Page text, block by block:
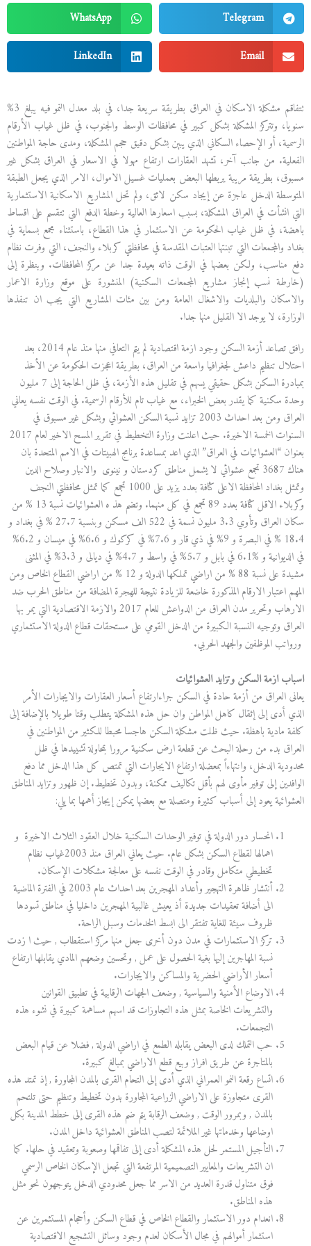
Telegram
WhatsApp
Email
LinkedIn
تتفاقم مشكلة الاسكان في العراق بطريقة سريعة جدا، في بلد معدل النمو فيه يبلغ 3%
سنويا، وتتركز المشكلة بشكل كبير في محافظات الوسط والجنوب، في ظل غياب الأرقام
الرسمية، أو الإحصاء السكاني الذي يبين بشكل دقيق حجم المشكلة، ومدى حاجة المواطنين
الفعلية. من جانب آخر، تشهد العقارات ارتفاع مهولا في الاسعار في العراق بشكل غير
مسبوق، بطريقة مريبة يربطها البعض بعمليات غسيل الاموال، الامر الذي يجعل الطبقة
المتوسطة الدخل عاجزة عن إيجاد سكن لائق، ولم تحل المشاريع الاسكانية الاستثمارية
التي انشأت في العراق المشكلة، بسبب اسعارها العالية وخطة الدفع التي تتقسم على اقساط
باهضة، في ظل غياب الحكومة عن الاستثمار في هذا القطاع، باستثناء مجمع بسماية في
بغداد والمجمعات التي تبنتها العتبات المقدسة في محافظتي كربلاء والنجف، التي وفرت نظام
دفع مناسب، ولكن بعضها في الوقت ذاته بعيدة جدا عن مركز المحافظات. وبنظرة إلى
(خارطة نسب إنجاز مشاريع المجمعات السكنية) المنشورة على موقع وزارة الاعمار
والاسكان والبلديات والاشغال العامة ومن بين مئات المشاريع التي يجب ان تنفذها
الوزارة، لا يوجد الا القليل منها جدا.
رافق تصاعد أزمة السكن وجود ازمة اقتصادية لم يتم التعافي منها منذ عام 2014، بعد
احتلال تنظيم داعش لجغرافيا واسعة من العراق، بطريقة اعجزت الحكومة عن الأخذ
بمبادرة السكن بشكل حقيقي يسهم في تقليل هذه الأزمة، في ظل الحاجة إلى 7 مليون
وحدة سكنية كما يقدر بعض الخبراء، مع غياب تام للأرقام الرسمية. في الوقت نفسه يعاني
العراق ومن بعد احداث 2003 تزايد نسبة السكن العشوائي وبشكل غير مسبوق في
السنوات الخمسة الاخيرة. حيث اعلنت وزارة التخطيط في تقرير المسح الاخير لعام 2017
بعنوان “العشوائيات في العراق” الذي اعد بمساعدة برنامج الهبيتات في الامم المتحدة بان
هناك 3687 تجمع عشوائي لا يشمل مناطق كردستان و نينوى والانبار وصلاح الدين
وتمثل بغداد المحافظة الاعلى كثافة بعدد يزيد على 1000 تجمع كما تمثل محافظتي النجف
وكربلاء الاقل كثافة بعدد 89 تجمع في كل منهما. وتضم هذ ه العشوائيات نسبة 13 % من
سكان العراق وتأوي 3.3 مليون نسمة في 522 الف مسكن وبنسبة 27.7 % في بغداد و
18.4 % في البصرة و 9% في ذي قار و 7.6% في كركوك و 6.6% في ميسان و 6.2%
في الديوانية و %6.1 في بابل و 5.7% في واسط و 4.7% في ديالى و 3.3% في المثنى
مشيدة على نسبة 88 % من اراضي تملكها الدولة و 12 % من اراضي القطاع الخاص ومن
المهم اعتبار الارقام المذكورة خاضعة للزيادة نتيجة للهجرة المضافة من مناطق الحرب ضد
الارهاب وتحرير مدن العراق من الدواعش للعام 2017 والازمة الاقتصادية التي يمر بها
العراق وتوجيه النسبة الكبيرة من الدخل القومي على مستحقات قطاع الدولة الاستثماري
ورواتب الموظفين والجهد الحربي.
اسباب ازمة السكن وتزايد العشوائيات
يعانى العراق من أزمة حادة في السكن جراءارتفاع أسعار العقارات والايجارات الأمر
الذي أدى إلى إثقال كاهل المواطن وان حل هذه المشكلة يتطلب وقتا طويلا بالإضافة إلى
كلفة مادية باهظة. حيث ظلت مشكلة السكن هاجسا محبطا للكثير من المواطنين في
العراق بدء من رحلة البحث عن قطعة ارض سكنية مرورا بمحاولة تشييدها في ظل
محدودية الدخل، وانتهاءاً بمعضلة ارتفاع الايجارات التي تمتص كل هذا الدخل مما دفع
الوافدين إلى توفير مأوى لهم بأقل تكاليف ممكنة، وبدون تخطيط. إن ظهور وتزايد المناطق
العشوائية يعود إلى أسباب كثيرة ومتصلة مع بعضها يمكن إيجاز أهمها بما يلي:
انحسار دور الدولة في توفير الوحدات السكنية خلال العقود الثلاث الاخيرة و
اهمالها لقطاع السكن بشكل عام. حيث يعاني العراق منذ 2003غياب نظام
تخطيطي متكامل وقادر في الوقت نفسه على معالجة مشكلات الإسكان.
أنتشار ظاهرة التهجير وأعداد المهجرين بعد احداث عام 2003 في الفترة الماضية
الى أضافة تعقيدات جديدة أذ يعيش غالبية المهجرين داخليا في مناطق تسودها
ظروف سيئة للغاية تفتقر الى ابسط الخدمات وسبل الراحة.
تركز الاستثمارات في مدن دون أخرى جعل منها مركز استقطاب , حيث ا زدت
نسبة المهاجرين إليها بغية الحصول على عمل , وتحسين وضعهم المادي يقابلها ارتفاع
أسعار الأراضي الحضرية والمساكن والايجارات.
الاوضاع الأمنية والسياسية , وضعف الجهات الرقابية في تطبيق القوانين
والتشريعات الخاصة بمثل هذه التجاوزات قد اسهم مساهمة كبيرة في نشوء هذه
التجمعات.
حب التملك لدى البعض يقابله الطمع في اراضي الدولة , فضلا عن قيام البعض
بالمتاجرة عن طريق افراز وبيع قطع الاراضي بمبالغ كبيرة.
اتساع رقعة النمو العمراني الذي أدى إلى التحام القرى بالمدن المجاورة , إذ تمتد هذه
القرى متجاوزة على الاراضي الزراعية المجاورة بدون تخطيط وتنظيم حتى تلتحم
بالمدن , وبمرور الوقت , وضعف الرقابة يتم ضم هذه القرى إلى خطط المدينة بكل
اوضاعها وخدماتها غير الملائمة لتصب المناطق العشوائية داخل المدن.
التأجيل المستمر لحل هذه المشكلة أدى إلى تفاقمها وصعوبة وتعقيد في حلها. كما
ان التشريعات والمعايير التصميمية المرتفعة التي تجعل الإسكان الخاص الرسمي
فوق متناول قدرة العديد من الاسر مما جعل محدودي الدخل يتوجهون نحو مثل
هذه المناطق.
انعدام دور الاستثمار والقطاع الخاص في قطاع السكن وأحجام المستثمرين عن
استثمار أموالهم في مجال الأسكان لعدم وجود وسائل التشجيع الاقتصادية